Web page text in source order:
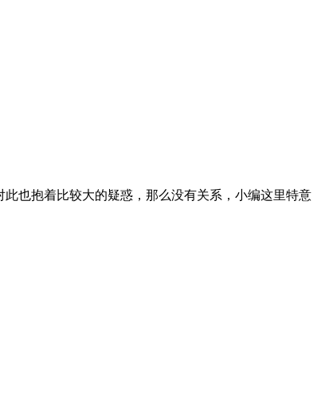
也抱着比较大的疑惑，那么没有关系，小编这里特意